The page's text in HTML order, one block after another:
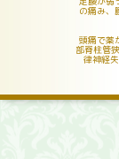
の痛み、
頭痛で薬
部脊柱管
律神経